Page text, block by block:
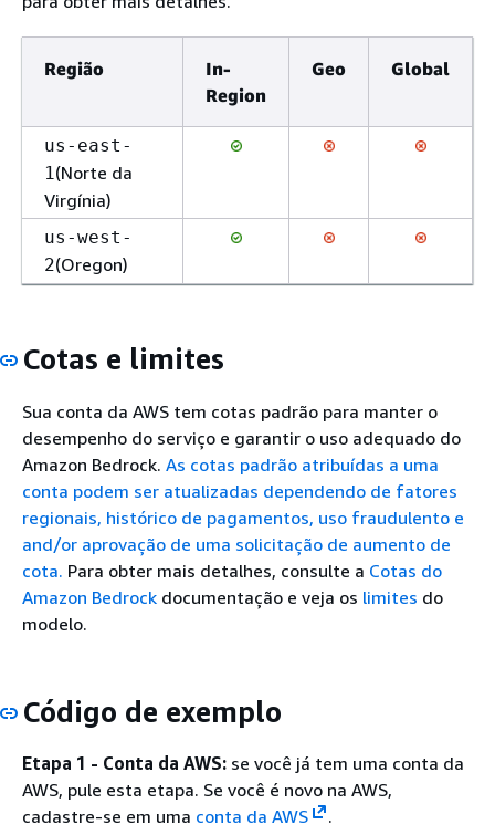
Região
In-
Region
Geo Global
us-east-
1(Norte da
Virgínia)
us-west-
2(Oregon)
Cotas e limites
Sua conta da AWS tem cotas padrão para manter o
desempenho do serviço e garantir o uso adequado do
Amazon Bedrock. As cotas padrão atribuídas a uma
conta podem ser atualizadas dependendo de fatores
regionais, histórico de pagamentos, uso fraudulento e
and/or aprovação de uma solicitação de aumento de
cota. Para obter mais detalhes, consulte a Cotas do
Amazon Bedrock documentação e veja os limites do
modelo.
Código de exemplo
Etapa 1 - Conta da AWS: se você já tem uma conta da
AWS, pule esta etapa. Se você é novo na AWS,
cadastre-se em uma conta da AWS
.